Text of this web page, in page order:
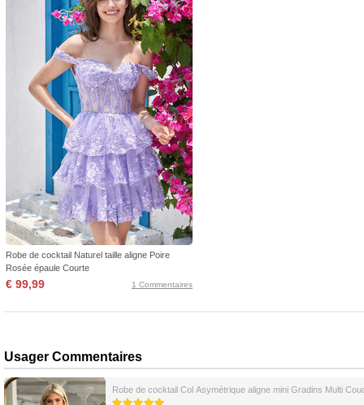
Robe de cocktail Naturel taille aligne Poire
Rosée épaule Courte
€ 99,99 1 Commentaires
Usager Commentaires
Robe de cocktail Col Asymétrique aligne mini Gradins Multi